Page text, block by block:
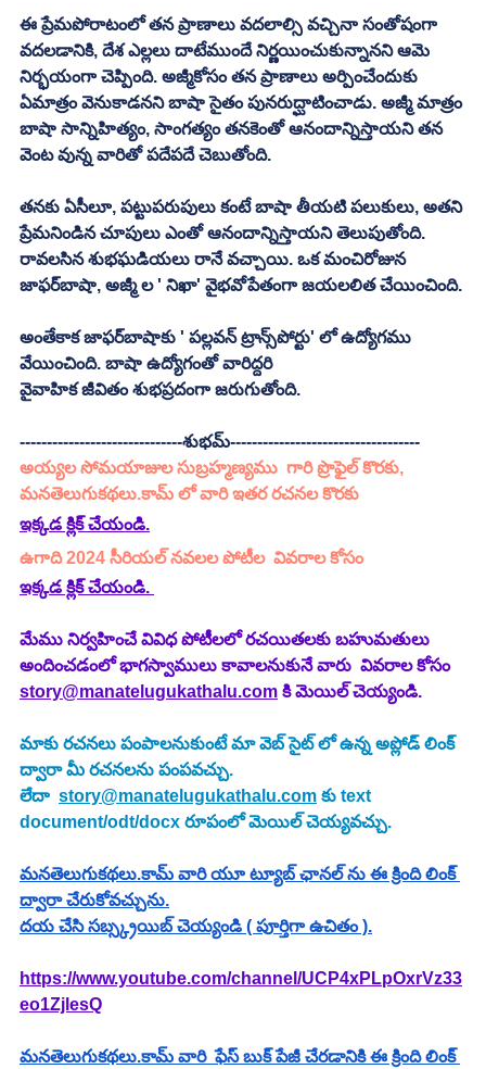
ఈ ప్రేమపోరాటంలో తన ప్రాణాలు వదలాల్సి వచ్చినా సంతోషంగా
వదలడానికి, దేశ ఎల్లలు దాటేముందే నిర్ణయించుకున్నానని ఆమె
నిర్భయంగా చెప్పింది. అజ్మీకోసం తన ప్రాణాలు అర్పించేందుకు
ఏమాత్రం వెనుకాడనని బాషా సైతం పునరుద్ఘాటించాడు. అజ్మీ మాత్రం
బాషా సాన్నిహిత్యం, సాంగత్యం తనకెంతో ఆనందాన్నిస్తాయని తన
వెంట వున్న వారితో పదేపదే చెబుతోంది.
తనకు ఏసీలూ, పట్టుపరుపులు కంటే బాషా తీయటి పలుకులు, అతని
ప్రేమనిండిన చూపులు ఎంతో ఆనందాన్నిస్తాయని తెలుపుతోంది.
రావలసిన శుభఘడియలు రానే వచ్చాయి. ఒక మంచిరోజున
జాఫర్‌బాషా, అజ్మీ ల ' నిఖా' వైభవోపేతంగా జయలలిత చేయించింది.
అంతేకాక జాఫర్‌బాషాకు ' పల్లవన్‌ ట్రాన్స్‌పోర్టు' లో ఉద్యోగము
వేయించింది. బాషా ఉద్యోగంతో వారిద్దరి
వైవాహిక జీవితం శుభప్రదంగా జరుగుతోంది.
------------------------------శుభమ్-----------------------------------
అయ్యల సోమయాజుల సుబ్రహ్మణ్యము  గారి ప్రొఫైల్ కొరకు,
మనతెలుగుకథలు.కామ్ లో వారి ఇతర రచనల కొరకు
ఇక్కడ క్లిక్ చేయండి.
ఉగాది 2024 సీరియల్ నవలల పోటీల  వివరాల కోసం
ఇక్కడ క్లిక్ చేయండి.
మేము నిర్వహించే వివిధ పోటీలలో రచయితలకు బహుమతులు
అందించడంలో భాగస్వాములు కావాలనుకునే వారు  వివరాల కోసం
story@manatelugukathalu.com కి మెయిల్ చెయ్యండి.
మాకు రచనలు పంపాలనుకుంటే మా వెబ్ సైట్ లో ఉన్న అప్లోడ్ లింక్
ద్వారా మీ రచనలను పంపవచ్చు.
లేదా story@manatelugukathalu.com కు text
document/odt/docx రూపంలో మెయిల్ చెయ్యవచ్చు.
మనతెలుగుకథలు.కామ్ వారి యూ ట్యూబ్ ఛానల్ ను ఈ క్రింది లింక్
ద్వారా చేరుకోవచ్చును.
దయ చేసి సబ్స్క్రయిబ్ చెయ్యండి ( పూర్తిగా ఉచితం ).
https://www.youtube.com/channel/UCP4xPLpOxrVz33
eo1ZjlesQ
మనతెలుగుకథలు.కామ్ వారి  ఫేస్ బుక్ పేజీ చేరడానికి ఈ క్రింది లింక్